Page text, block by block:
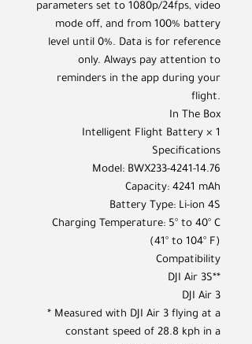
parameters set to 1080p/24fps, video
mode off, and from 100% battery
level until 0%. Data is for reference
only. Always pay attention to
reminders in the app during your
flight.
In The Box
Intelligent Flight Battery × 1
Specifications
Model: BWX233-4241-14.76
Capacity: 4241 mAh
Battery Type: Li-ion 4S
Charging Temperature: 5° to 40° C
(41° to 104° F)
Compatibility
DJI Air 3S**
DJI Air 3
* Measured with DJI Air 3 flying at a
constant speed of 28.8 kph in a